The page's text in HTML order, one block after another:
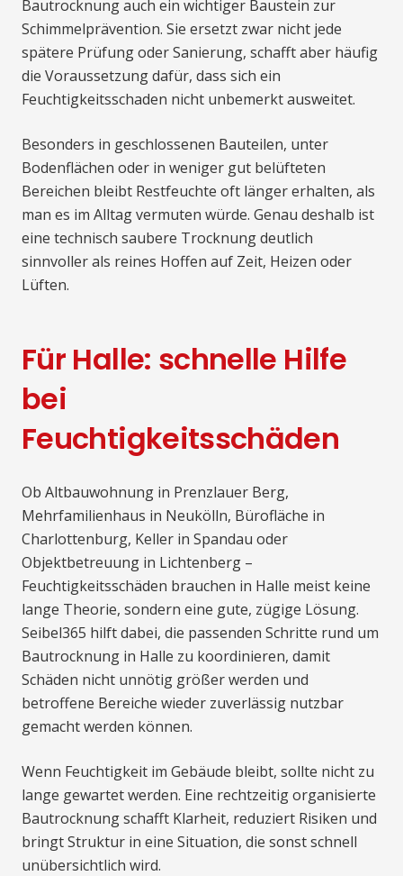
Bautrocknung auch ein wichtiger Baustein zur
Schimmelprävention. Sie ersetzt zwar nicht jede
spätere Prüfung oder Sanierung, schafft aber häufig
die Voraussetzung dafür, dass sich ein
Feuchtigkeitsschaden nicht unbemerkt ausweitet.
Besonders in geschlossenen Bauteilen, unter
Bodenflächen oder in weniger gut belüfteten
Bereichen bleibt Restfeuchte oft länger erhalten, als
man es im Alltag vermuten würde. Genau deshalb ist
eine technisch saubere Trocknung deutlich
sinnvoller als reines Hoffen auf Zeit, Heizen oder
Lüften.
Für Halle: schnelle Hilfe
bei
Feuchtigkeitsschäden
Ob Altbauwohnung in Prenzlauer Berg,
Mehrfamilienhaus in Neukölln, Bürofläche in
Charlottenburg, Keller in Spandau oder
Objektbetreuung in Lichtenberg –
Feuchtigkeitsschäden brauchen in Halle meist keine
lange Theorie, sondern eine gute, zügige Lösung.
Seibel365 hilft dabei, die passenden Schritte rund um
Bautrocknung in Halle zu koordinieren, damit
Schäden nicht unnötig größer werden und
betroffene Bereiche wieder zuverlässig nutzbar
gemacht werden können.
Wenn Feuchtigkeit im Gebäude bleibt, sollte nicht zu
lange gewartet werden. Eine rechtzeitig organisierte
Bautrocknung schafft Klarheit, reduziert Risiken und
bringt Struktur in eine Situation, die sonst schnell
unübersichtlich wird.